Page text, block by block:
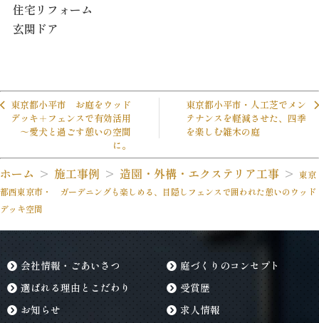
住宅リフォーム
玄関ドア
東京都小平市・人工芝でメン
テナンスを軽減させた、四季
を楽しむ雑木の庭
東京都小平市 お庭をウッド
デッキ＋フェンスで有効活用
～愛犬と過ごす憩いの空間
に。
ホーム 施工事例 造園・外構・エクステリア工事
東京
都西東京市・ ガーデニングも楽しめる、目隠しフェンスで囲われた憩いのウッド
デッキ空間
会社情報・ごあいさつ
庭づくりのコンセプト
選ばれる理由とこだわり
受賞歴
お知らせ
求人情報